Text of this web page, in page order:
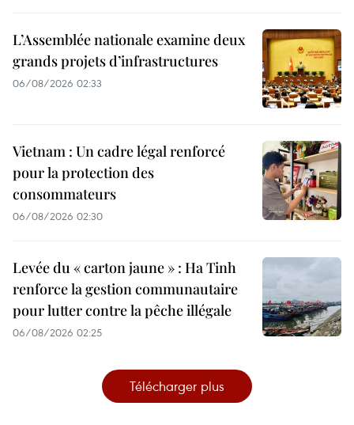
L’Assemblée nationale examine deux
grands projets d’infrastructures
06/08/2026 02:33
Vietnam : Un cadre légal renforcé
pour la protection des
consommateurs
06/08/2026 02:30
Levée du « carton jaune » : Ha Tinh
renforce la gestion communautaire
pour lutter contre la pêche illégale
06/08/2026 02:25
Télécharger plus